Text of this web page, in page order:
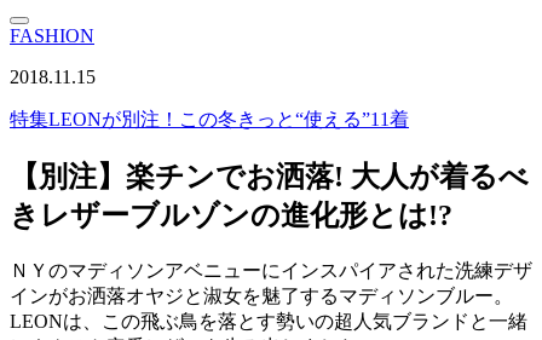
FASHION
2018.11.15
特集LEONが別注！この冬きっと“使える”11着
【別注】楽チンでお洒落! 大人が着るべ
きレザーブルゾンの進化形とは!?
ＮＹのマディソンアベニューにインスパイアされた洗練デザ
インがお洒落オヤジと淑女を魅了するマディソンブルー。
LEONは、この飛ぶ鳥を落とす勢いの超人気ブランドと一緒